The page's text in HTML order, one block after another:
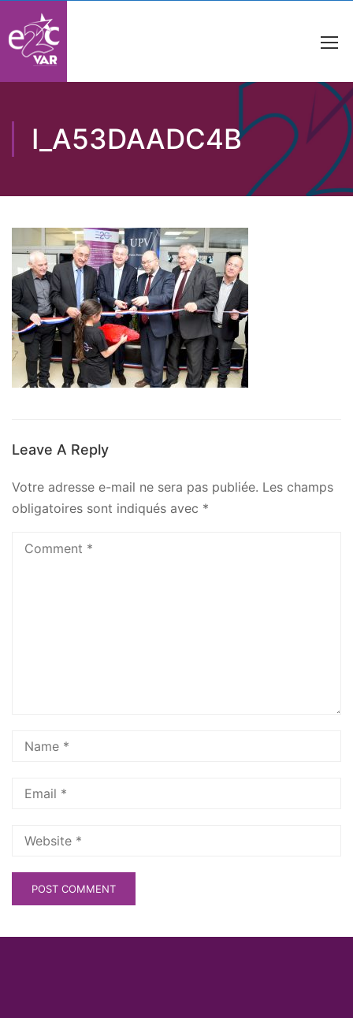
I_A53DAADC4B
Leave A Reply
Votre adresse e-mail ne sera pas publiée. Les champs
obligatoires sont indiqués avec *